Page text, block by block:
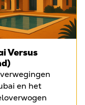
Versus
en het